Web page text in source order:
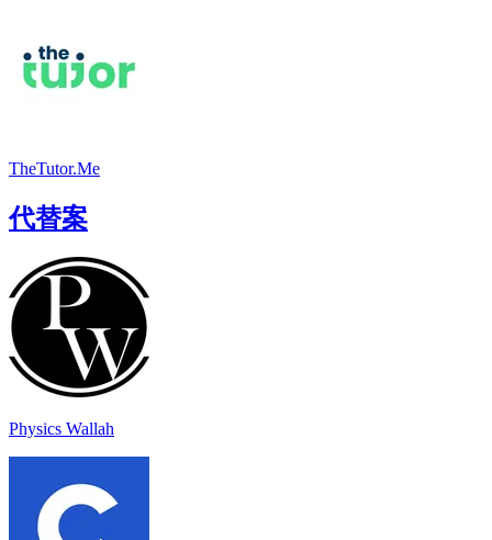
TheTutor.Me
代替案
Physics Wallah